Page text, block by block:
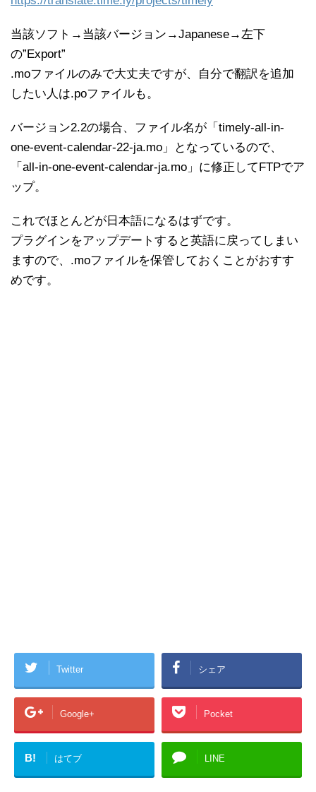
当該ソフト→当該バージョン→Japanese→左下
の”Export”
.moファイルのみで大丈夫ですが、自分で翻訳を追加
したい人は.poファイルも。
バージョン2.2の場合、ファイル名が「timely-all-in-
one-event-calendar-22-ja.mo」となっているので、
「all-in-one-event-calendar-ja.mo」に修正してFTPでア
ップ。
これでほとんどが日本語になるはずです。
プラグインをアップデートすると英語に戻ってしまい
ますので、.moファイルを保管しておくことがおすす
めです。
Twitter シェア
Google+ Pocket
B! はてブ LINE